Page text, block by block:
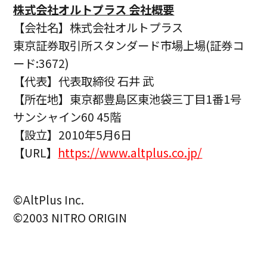
株式会社オルトプラス 会社概要
【会社名】株式会社オルトプラス
東京証券取引所スタンダード市場上場(証券コ
ード:3672)
【代表】代表取締役 ⽯井 武
【所在地】東京都豊島区東池袋三丁⽬1番1号
サンシャイン60 45階
【設⽴】2010年5⽉6⽇
【URL】 https://www.altplus.co.jp/
©AltPlus Inc.
©2003 NITRO ORIGIN